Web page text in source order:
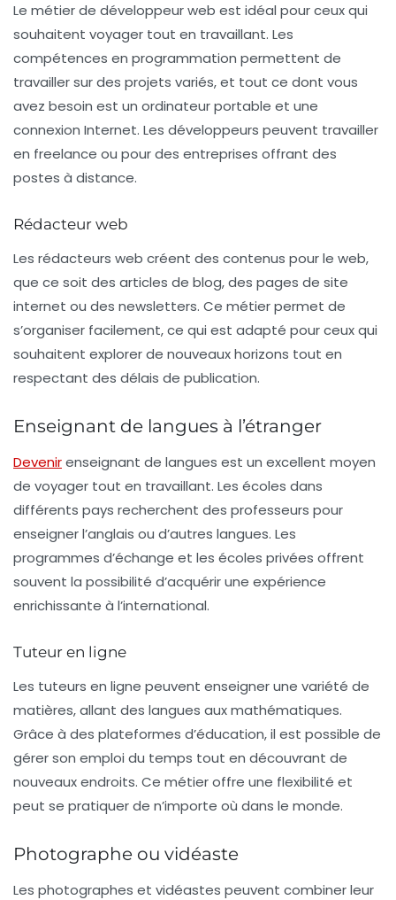
Le métier de développeur web est idéal pour ceux qui
souhaitent voyager tout en travaillant. Les
compétences en programmation permettent de
travailler sur des projets variés, et tout ce dont vous
avez besoin est un ordinateur portable et une
connexion Internet. Les développeurs peuvent travailler
en freelance ou pour des entreprises offrant des
postes à distance.
Rédacteur web
Les rédacteurs web créent des contenus pour le web,
que ce soit des articles de blog, des pages de site
internet ou des newsletters. Ce métier permet de
s’organiser facilement, ce qui est adapté pour ceux qui
souhaitent explorer de nouveaux horizons tout en
respectant des délais de publication.
Enseignant de langues à l’étranger
Devenirenseignant de langues est un excellent moyen
de voyager tout en travaillant. Les écoles dans
différents pays recherchent des professeurs pour
enseigner l’anglais ou d’autres langues. Les
programmes d’échange et les écoles privées offrent
souvent la possibilité d’acquérir une expérience
enrichissante à l’international.
Tuteur en ligne
Les tuteurs en ligne peuvent enseigner une variété de
matières, allant des langues aux mathématiques.
Grâce à des plateformes d’éducation, il est possible de
gérer son emploi du temps tout en découvrant de
nouveaux endroits. Ce métier offre une flexibilité et
peut se pratiquer de n’importe où dans le monde.
Photographe ou vidéaste
Les photographes et vidéastes peuvent combiner leur